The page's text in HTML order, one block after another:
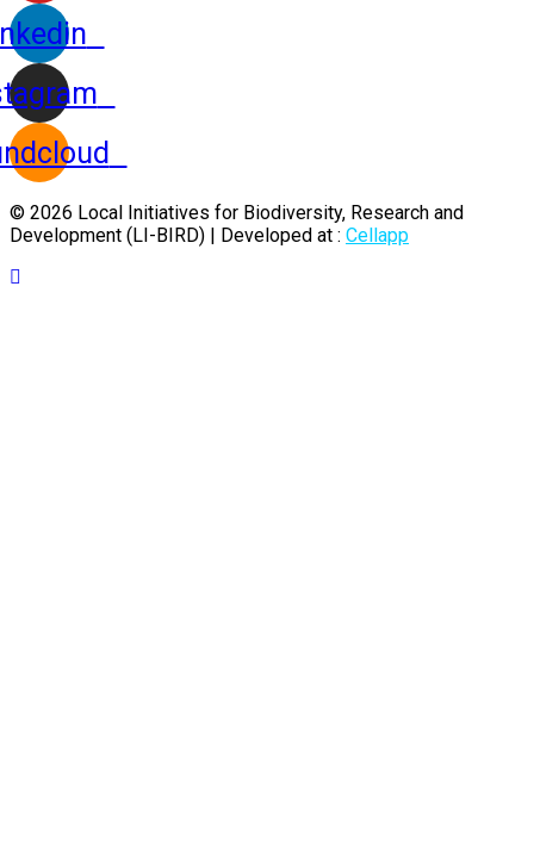
© 2026 Local Initiatives for Biodiversity, Research and
Development (LI-BIRD) | Developed at : Cellapp